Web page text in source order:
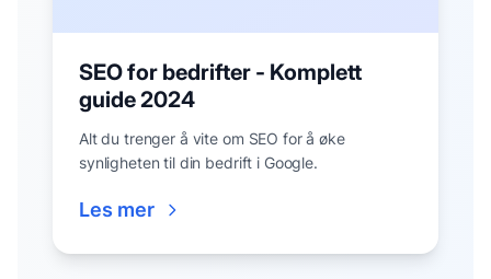
SEO for bedrifter - Komplett
guide 2024
Alt du trenger å vite om SEO for å øke
synligheten til din bedrift i Google.
Les mer